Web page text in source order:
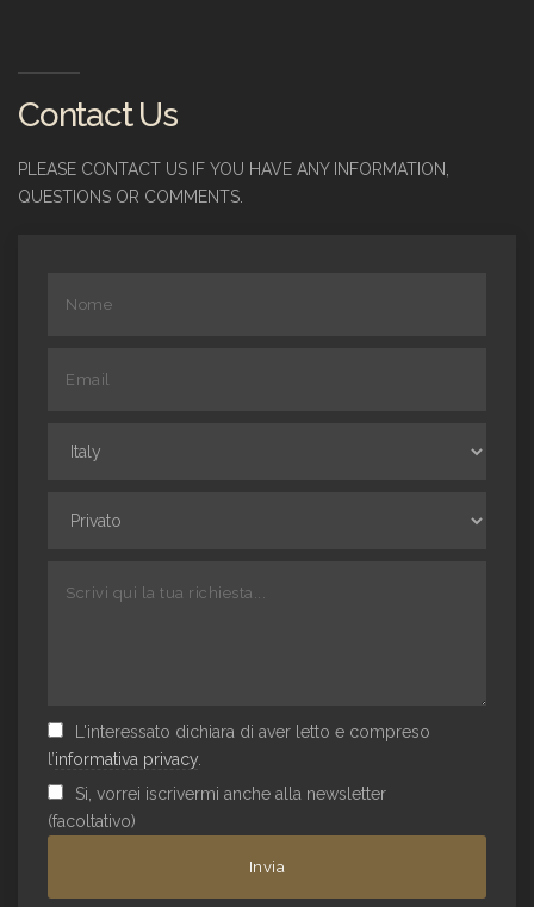
Contact Us
PLEASE CONTACT US IF YOU HAVE ANY INFORMATION,
QUESTIONS OR COMMENTS.
L'interessato dichiara di aver letto e compreso
l’informativa privacy
Si, vorrei iscrivermi anche alla newsletter
(facoltativo)